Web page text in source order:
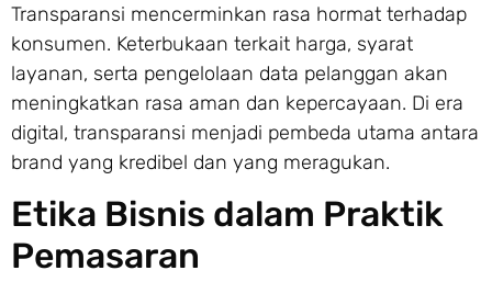
Transparansi mencerminkan rasa hormat terhadap
konsumen. Keterbukaan terkait harga, syarat
layanan, serta pengelolaan data pelanggan akan
meningkatkan rasa aman dan kepercayaan. Di era
digital, transparansi menjadi pembeda utama antara
brand yang kredibel dan yang meragukan.
Etika Bisnis dalam Praktik
Pemasaran